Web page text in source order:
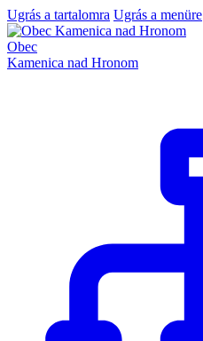
Ugrás a tartalomra Ugrás a menüre
Obec
Kamenica nad Hronom